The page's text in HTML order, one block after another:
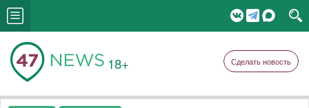
18+ Сделать новость